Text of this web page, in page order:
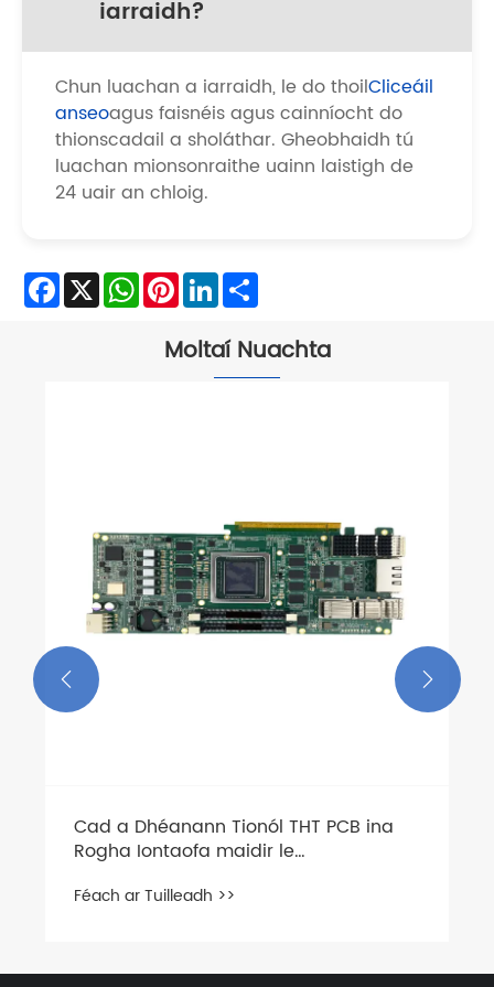
iarraidh?
Chun luachan a iarraidh, le do thoilCliceáil
anseoagus faisnéis agus cainníocht do
thionscadail a sholáthar. Gheobhaidh tú
luachan mionsonraithe uainn laistigh de
24 uair an chloig.
Facebook
X WhatsApp
Pinterest
LinkedIn
Moltaí Nuachta
Cad a Dhéanann Tionól THT PCB ina
Rogha Iontaofa maidir le
Marthanachta?
Féach ar Tuilleadh >>
 